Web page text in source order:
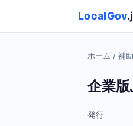
LocalGov
ホーム / 補
企業版
発行